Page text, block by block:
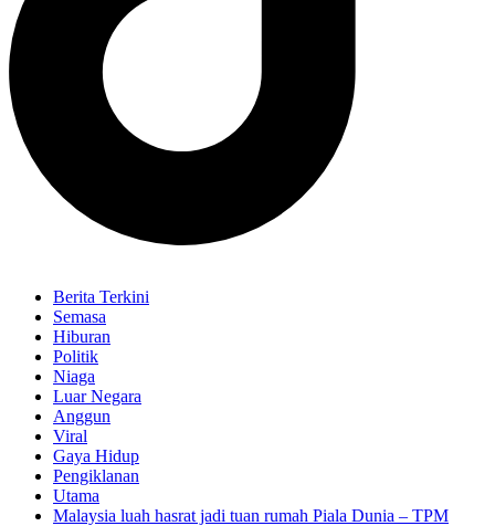
Berita Terkini
Semasa
Hiburan
Politik
Niaga
Luar Negara
Anggun
Viral
Gaya Hidup
Pengiklanan
Utama
Malaysia luah hasrat jadi tuan rumah Piala Dunia – TPM